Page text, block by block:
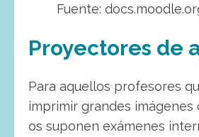
Fuente:
Proyectores de
Para aquellos profesores
imprimir grandes imágenes
os suponen exámenes